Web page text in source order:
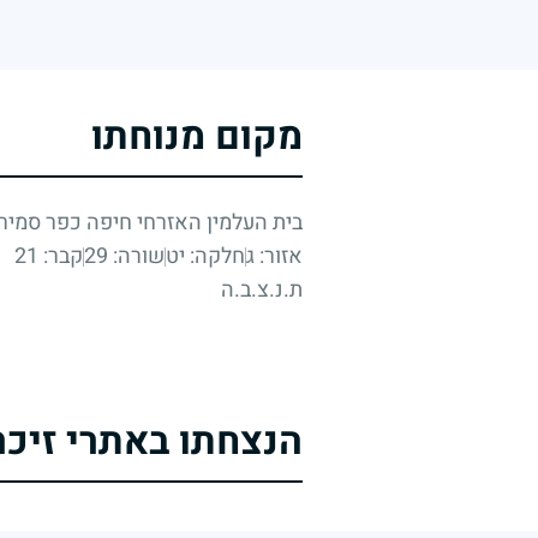
מקום מנוחתו
בית העלמין האזרחי חיפה כפר
אזור: גחלקה: יטשורה: 29
קבר: 21
ת.נ.צ.ב.ה
הנצחתו באתרי